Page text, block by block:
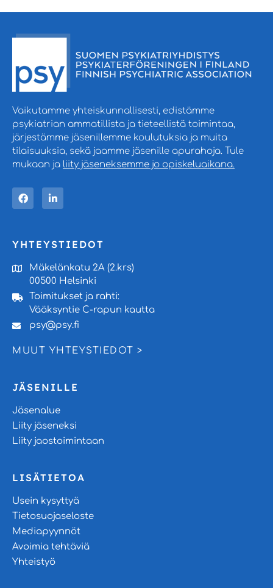
Vaikutamme yhteiskunnallisesti, edistämme
psykiatrian ammatillista ja tieteellistä toimintaa,
järjestämme jäsenillemme koulutuksia ja muita
tilaisuuksia, sekä jaamme jäsenille apurahoja. Tule
mukaan ja liity jäseneksemme jo opiskeluaikana.
YHTEYSTIEDOT
Mäkelänkatu 2A (2.krs)
00500 Helsinki
Toimitukset ja rahti:
Vääksyntie C-rapun kautta
psy@psy.fi
MUUT YHTEYSTIEDOT >
JÄSENILLE
Jäsenalue
Liity jäseneksi
Liity jaostoimintaan
LISÄTIETOA
Usein kysyttyä
Tietosuojaseloste
Mediapyynnöt
Avoimia tehtäviä
Yhteistyö